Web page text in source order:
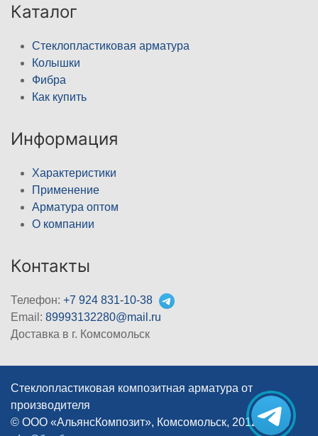
Каталог
Стеклопластиковая арматура
Колышки
Фибра
Как купить
Информация
Характеристики
Применение
Арматура оптом
О компании
Контакты
Телефон: +7 924 831-10-38
Email: 89993132280@mail.ru
Доставка в г. Комсомольск
Стеклопластиковая композитная арматура от
производителя
© ООО «АльянсКомпозит», Комсомольск, 2012–2026